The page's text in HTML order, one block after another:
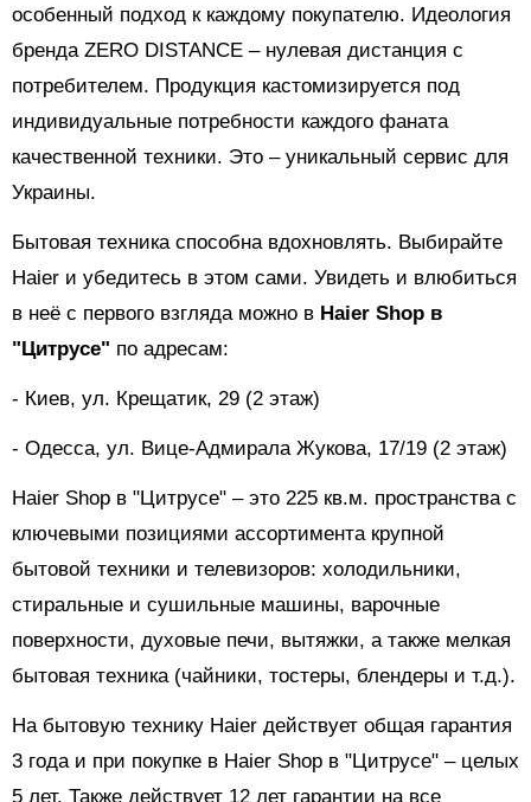
особенный подход к каждому покупателю. Идеология
бренда ZERO DISTANCE – нулевая дистанция с
потребителем. Продукция кастомизируется под
индивидуальные потребности каждого фаната
качественной техники. Это – уникальный сервис для
Украины.
Бытовая техника способна вдохновлять. Выбирайте
Haier и убедитесь в этом сами. Увидеть и влюбиться
в неё с первого взгляда можно в Haier Shop в
"Цитрусе" по адресам:
- Киев, ул. Крещатик, 29 (2 этаж)
- Одесса, ул. Вице-Адмирала Жукова, 17/19 (2 этаж)
Haier Shop в "Цитрусе" – это 225 кв.м. пространства с
ключевыми позициями ассортимента крупной
бытовой техники и телевизоров: холодильники,
стиральные и сушильные машины, варочные
поверхности, духовые печи, вытяжки, а также мелкая
бытовая техника (чайники, тостеры, блендеры и т.д.).
На бытовую технику Haier действует общая гарантия
3 года и при покупке в Haier Shop в "Цитрусе" – целых
5 лет. Также действует 12 лет гарантии на все